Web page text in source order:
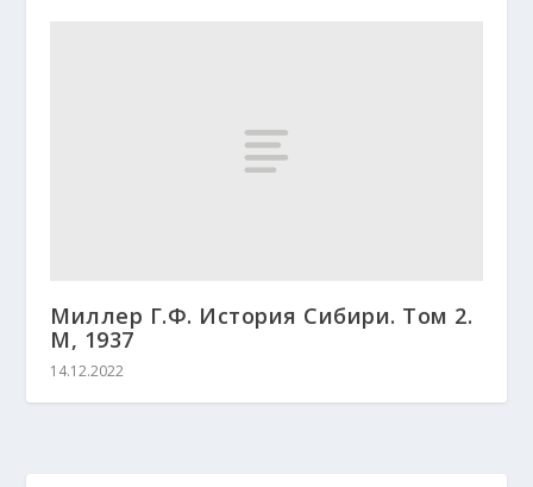
Миллер Г.Ф. История Сибири. Том 2.
М, 1937
14.12.2022